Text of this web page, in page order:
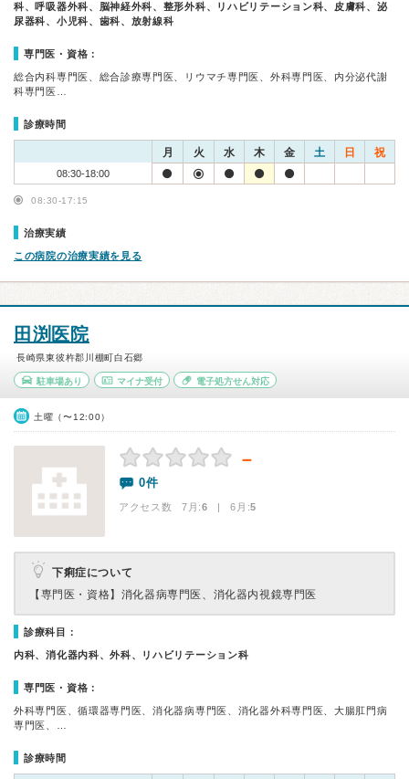
科、呼吸器外科、脳神経外科、整形外科、リハビリテーション科、皮膚科、泌
尿器科、小児科、歯科、放射線科
専門医・資格：
総合内科専門医、総合診療専門医、リウマチ専門医、外科専門医、内分泌代謝
科専門医…
診療時間
月 火 水 木 金 土 日 祝
08:30-18:00
08:30-17:15
治療実績
この病院の治療実績を見る
田渕医院
長崎県東彼杵郡川棚町白石郷
駐車場あり マイナ受付 電子処方せん対応
土曜（〜12:00）
－
0件
アクセス数 7月:6 | 6月:5
下痢症について
【専門医・資格】 消化器病専門医、消化器内視鏡専門医
診療科目：
内科、消化器内科、外科、リハビリテーション科
専門医・資格：
外科専門医、循環器専門医、消化器病専門医、消化器外科専門医、大腸肛門病
専門医、…
診療時間